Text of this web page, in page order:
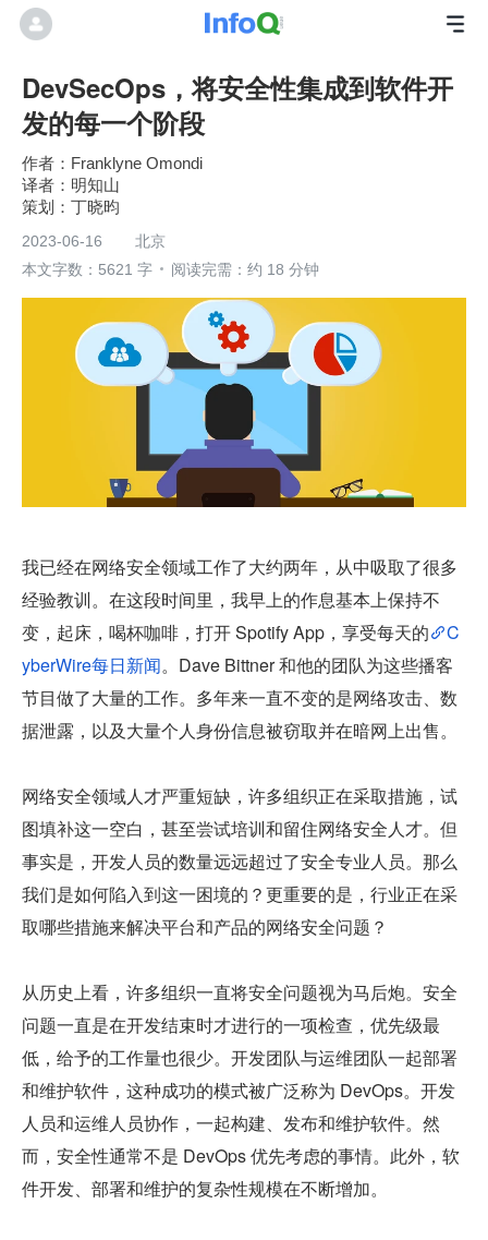
DevSecOps，将安全性集成到软件开
发的每一个阶段
作者：Franklyne Omondi
明知山
丁晓昀
2023-06-16
北京
本文字数：5621 字
阅读完需：约 18 分钟
我已经在网络安全领域工作了大约两年，从中吸取了很多
经验教训。在这段时间里，我早上的作息基本上保持不
变，起床，喝杯咖啡，打开 Spotify App，享受每天的
C
yberWire每日新闻。Dave Bittner 和他的团队为这些播客
节目做了大量的工作。多年来一直不变的是网络攻击、数
据泄露，以及大量个人身份信息被窃取并在暗网上出售。
网络安全领域人才严重短缺，许多组织正在采取措施，试
图填补这一空白，甚至尝试培训和留住网络安全人才。但
事实是，开发人员的数量远远超过了安全专业人员。那么
我们是如何陷入到这一困境的？更重要的是，行业正在采
取哪些措施来解决平台和产品的网络安全问题？
从历史上看，许多组织一直将安全问题视为马后炮。安全
问题一直是在开发结束时才进行的一项检查，优先级最
低，给予的工作量也很少。开发团队与运维团队一起部署
和维护软件，这种成功的模式被广泛称为 DevOps。开发
人员和运维人员协作，一起构建、发布和维护软件。然
而，安全性通常不是 DevOps 优先考虑的事情。此外，软
件开发、部署和维护的复杂性规模在不断增加。